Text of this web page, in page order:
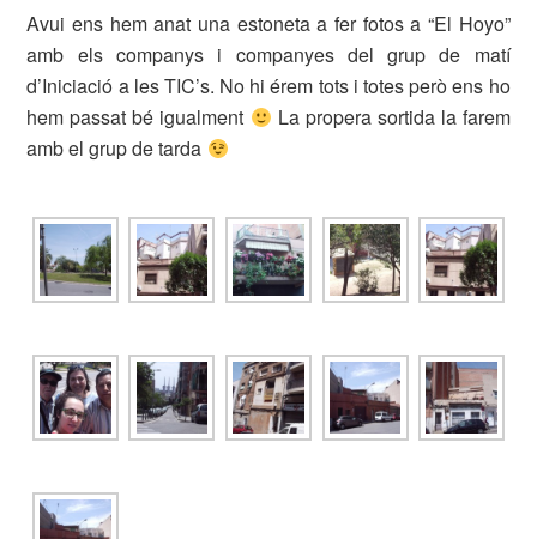
Avui ens hem anat una estoneta a fer fotos a “El Hoyo”
amb els companys i companyes del grup de matí
d’Iniciació a les TIC’s. No hi érem tots i totes però ens ho
hem passat bé igualment
La propera sortida la farem
amb el grup de tarda